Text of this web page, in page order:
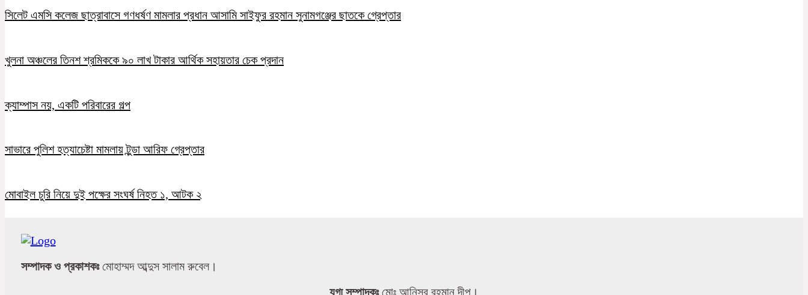
সিলেট এমসি কলেজ ছাত্রাবাসে গণধর্ষণ মামলার প্রধান আসামি সাইফুর রহমান সুনামগঞ্জের ছাতকে গ্রেপ্তার
খুলনা অঞ্চলের তিনশ শ্রমিককে ৯০ লাখ টাকার আর্থিক সহায়তার চেক প্রদান
ক্যাম্পাস নয়, একটি পরিবারের গল্প
সাভারে পুলিশ হত্যাচেষ্টা মামলায় টুন্ডা আরিফ গ্রেপ্তার
মোবাইল চুরি নিয়ে দুই পক্ষের সংঘর্ষ নিহত ১, আটক ২
সম্পাদক ও প্রকাশকঃমোহাম্মদ আব্দুস সালাম রুবেল।
যুগ্ম সম্পাদকঃমোঃ আনিসুর রহমান দীপু।